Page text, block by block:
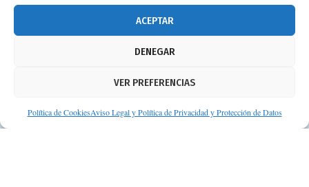
ACEPTAR
DENEGAR
VER PREFERENCIAS
Política de CookiesAviso Legal y Política de Privacidad y Protección de Datos